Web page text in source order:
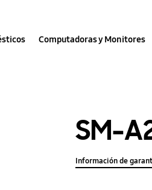
Computadoras y Monitores
SM-
Información de